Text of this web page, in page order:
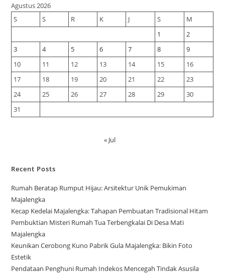
Agustus 2026
S
S R K J S
M
1
2
3
4 5 6 7 8
9
10
11 12 13 14 15
16
17
18 19 20 21 22
23
24
25 26 27 28 29
30
31
« Jul
Recent Posts
Rumah Beratap Rumput Hijau: Arsitektur Unik Pemukiman
Majalengka
Kecap Kedelai Majalengka: Tahapan Pembuatan Tradisional Hitam
Pembuktian Misteri Rumah Tua Terbengkalai Di Desa Mati
Majalengka
Keunikan Cerobong Kuno Pabrik Gula Majalengka: Bikin Foto
Estetik
Pendataan Penghuni Rumah Indekos Mencegah Tindak Asusila